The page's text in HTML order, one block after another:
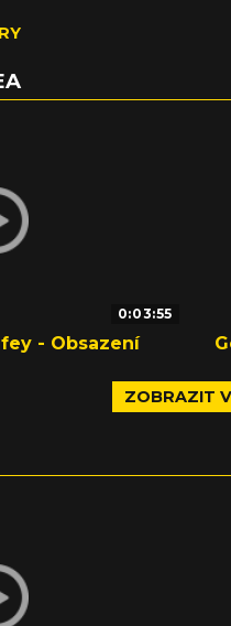
0:03:55
- Obsazení
ZOBRAZIT